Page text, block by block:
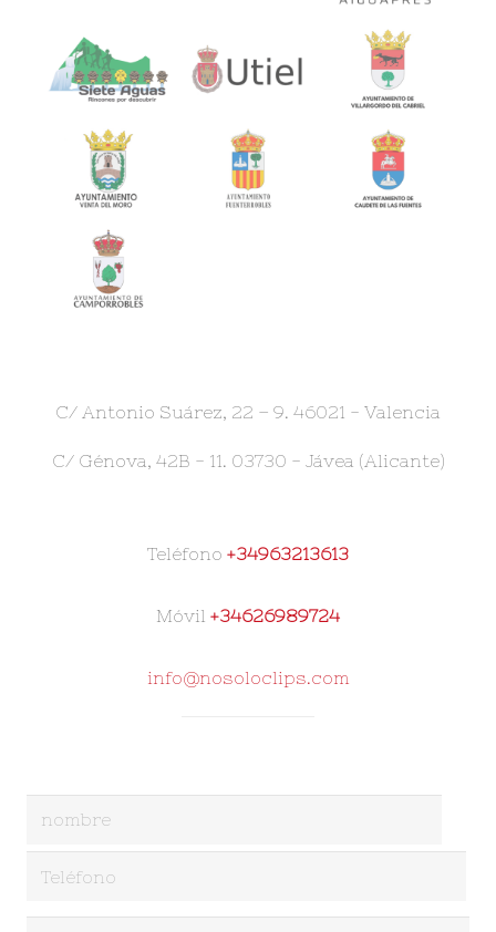
C/ Antonio Suárez, 22 – 9. 46021 - Valencia
C/ Génova, 42B - 11. 03730 - Jávea (Alicante)
Teléfono +34963213613
Móvil +34626989724
info@nosoloclips.com